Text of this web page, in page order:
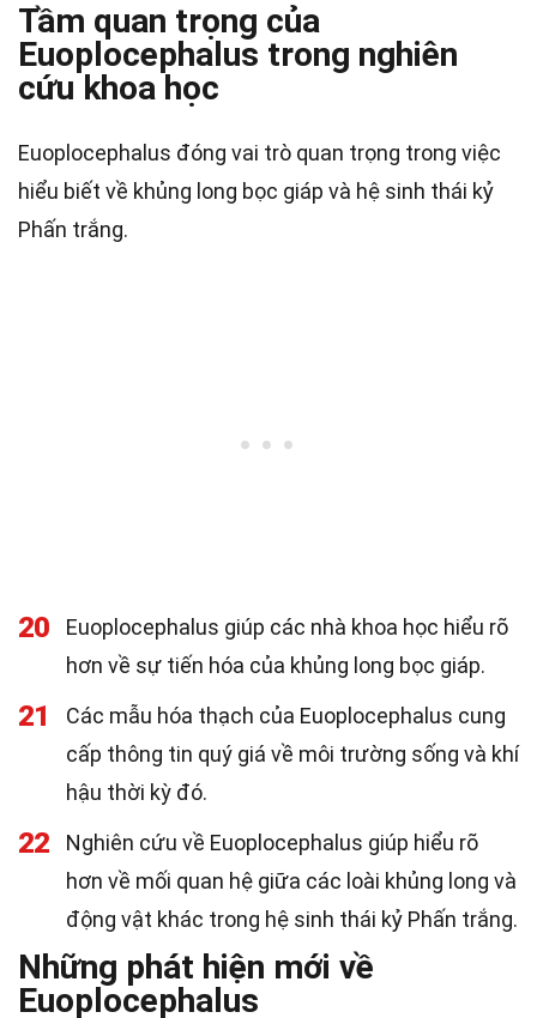
Tầm quan trọng của
Euoplocephalus trong nghiên
cứu khoa học
Euoplocephalus đóng vai trò quan trọng trong việc
hiểu biết về khủng long bọc giáp và hệ sinh thái kỷ
Phấn trắng.
20
Euoplocephalus giúp các nhà khoa học hiểu rõ
hơn về sự tiến hóa của khủng long bọc giáp.
21
Các mẫu hóa thạch của Euoplocephalus cung
cấp thông tin quý giá về môi trường sống và khí
hậu thời kỳ đó.
22
Nghiên cứu về Euoplocephalus giúp hiểu rõ
hơn về mối quan hệ giữa các loài khủng long và
động vật khác trong hệ sinh thái kỷ Phấn trắng.
Những phát hiện mới về
Euoplocephalus